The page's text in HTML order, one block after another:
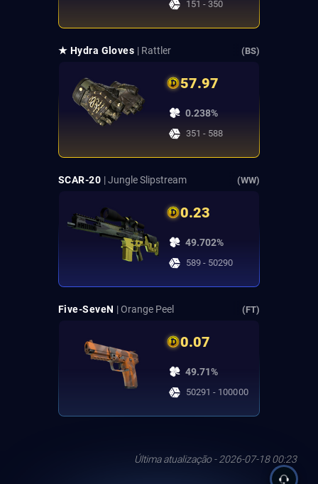
151 - 350
★ Hydra Gloves | Rattler (BS)
57.97
0.238%
351 - 588
SCAR-20 | Jungle Slipstream (WW)
0.23
49.702%
589 - 50290
Five-SeveN | Orange Peel (FT)
0.07
49.71%
50291 - 100000
Última atualização - 2026-07-18 00:23